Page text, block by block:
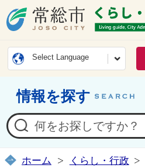
常
Select Language
情報を探す
ホーム くらし・行政